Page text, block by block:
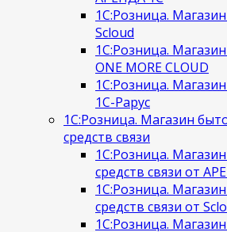
1С:Розница.
Scloud
1С:Розница.
ONE MORE CLOUD
1С:Розница.
1С-Рарус
1С:Розница. Магазин
средств связи
1С:Розница.
средств связи от
1С:Розница.
средств связи от
1С:Розница.